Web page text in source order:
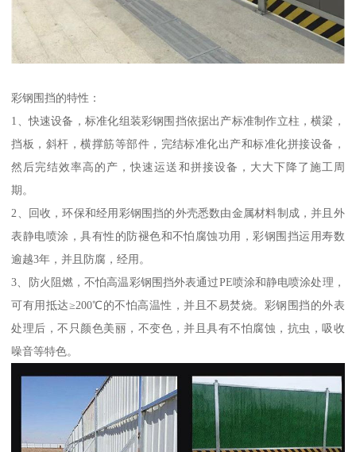
彩钢围挡的特性：
1、快速设备，标准化组装彩钢围挡依据出产标准制作立柱，横梁，
挡板，斜杆，横撑筋等部件，完结标准化出产和标准化拼接设备，
然后完结效率高的产，快速运送和拼接设备，大大下降了施工周
期。
2、回收，环保和经用彩钢围挡的外壳悉数由金属材料制成，并且外
表静电喷涂，具有性的防褪色和不怕腐蚀功用，彩钢围挡运用寿数
逾越3年，并且防腐，经用。
3、防火阻燃，不怕高温彩钢围挡外表通过PE喷涂和静电喷涂处理，
可有用抵达≥200℃的不怕高温性，并且不易焚烧。彩钢围挡的外表
处理后，不只颜色美丽，不变色，并且具有不怕腐蚀，抗虫，吸收
噪音等特色。